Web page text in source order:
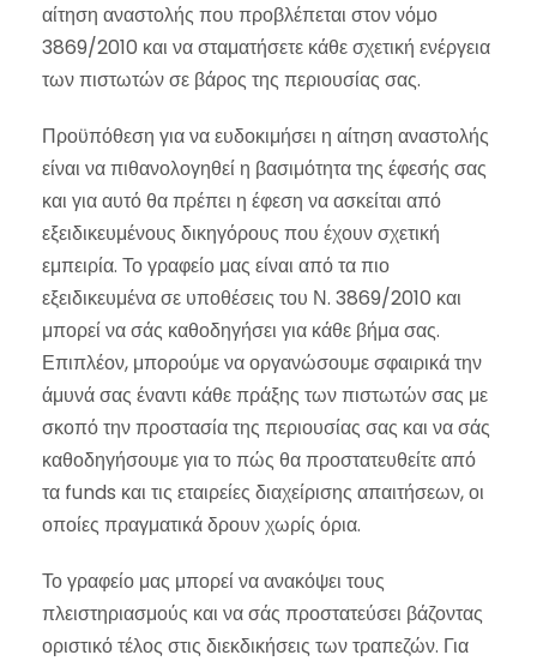
αίτηση αναστολής που προβλέπεται στον νόμο
3869/2010 και να σταματήσετε κάθε σχετική ενέργεια
των πιστωτών σε βάρος της περιουσίας σας.
Προϋπόθεση για να ευδοκιμήσει η αίτηση αναστολής
είναι να πιθανολογηθεί η βασιμότητα της έφεσής σας
και για αυτό θα πρέπει η έφεση να ασκείται από
εξειδικευμένους δικηγόρους που έχουν σχετική
εμπειρία. Το γραφείο μας είναι από τα πιο
εξειδικευμένα σε υποθέσεις του Ν. 3869/2010 και
μπορεί να σάς καθοδηγήσει για κάθε βήμα σας.
Επιπλέον, μπορούμε να οργανώσουμε σφαιρικά την
άμυνά σας έναντι κάθε πράξης των πιστωτών σας με
σκοπό την προστασία της περιουσίας σας και να σάς
καθοδηγήσουμε για το πώς θα προστατευθείτε από
τα funds και τις εταιρείες διαχείρισης απαιτήσεων, οι
οποίες πραγματικά δρουν χωρίς όρια.
Το γραφείο μας μπορεί να ανακόψει τους
πλειστηριασμούς και να σάς προστατεύσει βάζοντας
οριστικό τέλος στις διεκδικήσεις των τραπεζών. Για